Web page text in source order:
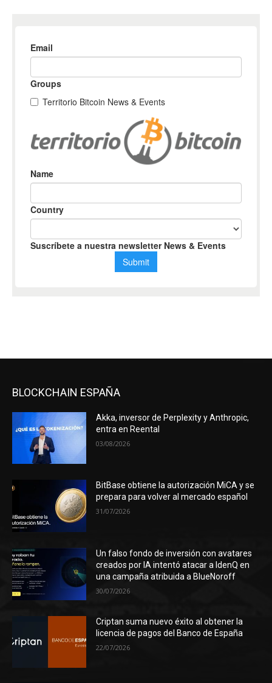
BLOCKCHAIN ESPAÑA
Akka, inversor de Perplexity y Anthropic,
entra en Reental
03/08/2026
BitBase obtiene la autorización MiCA y se
prepara para volver al mercado español
31/07/2026
Un falso fondo de inversión con avatares
creados por IA intentó atacar a IdenQ en
una campaña atribuida a BlueNoroff
30/07/2026
Criptan suma nuevo éxito al obtener la
licencia de pagos del Banco de España
22/07/2026